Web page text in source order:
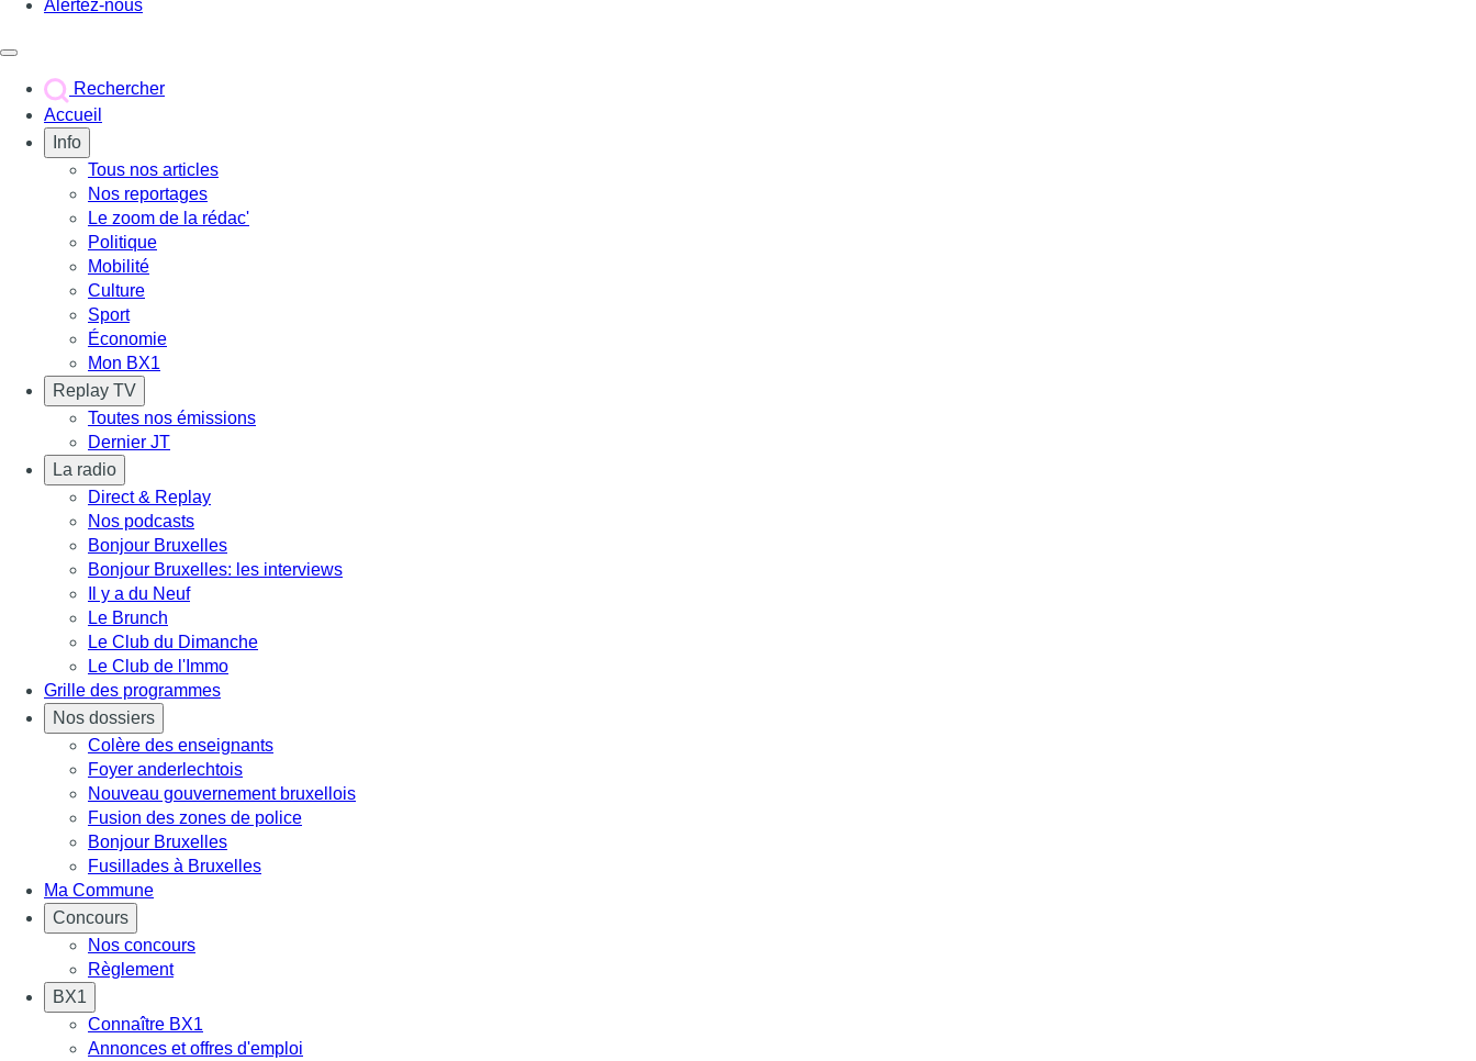
Alertez-nous
Rechercher
Accueil
Info
Tous nos articles
Nos reportages
Le zoom de la rédac'
Politique
Mobilité
Culture
Sport
Économie
Mon BX1
Replay TV
Toutes nos émissions
Dernier JT
La radio
Direct & Replay
Nos podcasts
Bonjour Bruxelles
Bonjour Bruxelles: les interviews
Il y a du Neuf
Le Brunch
Le Club du Dimanche
Le Club de l'Immo
Grille des programmes
Nos dossiers
Colère des enseignants
Foyer anderlechtois
Nouveau gouvernement bruxellois
Fusion des zones de police
Bonjour Bruxelles
Fusillades à Bruxelles
Ma Commune
Concours
Nos concours
Règlement
BX1
Connaître BX1
Annonces et offres d'emploi